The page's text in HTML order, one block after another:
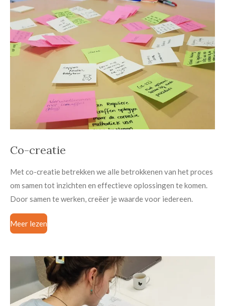
Co-creatie
Met co-creatie betrekken we alle betrokkenen van het proces
om samen tot inzichten en effectieve oplossingen te komen.
Door samen te werken, creëer je waarde voor iedereen.
Meer lezen